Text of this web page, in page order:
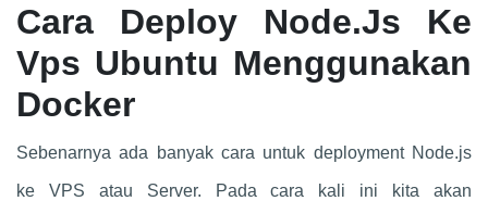
Cara Deploy Node.Js Ke
Vps Ubuntu Menggunakan
Docker
Sebenarnya ada banyak cara untuk deployment Node.js
ke VPS atau Server. Pada cara kali ini kita akan